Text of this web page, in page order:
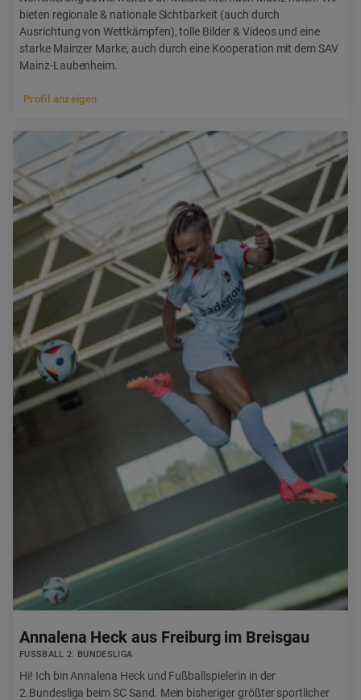
bieten regionale & nationale Sichtbarkeit (auch durch
Ausrichtung von Wettkämpfen), tolle Bilder & Videos und eine
starke Mainzer Marke, auch durch eine Kooperation mit dem SAV
Mainz-Laubenheim.
Profil anzeigen
Annalena Heck aus Freiburg im Breisgau
FUSSBALL 2. BUNDESLIGA
Hi! Ich bin Annalena Heck und Fußballspielerin in der
2.Bundesliga beim SC Sand. Mein bisheriger größter sportlicher